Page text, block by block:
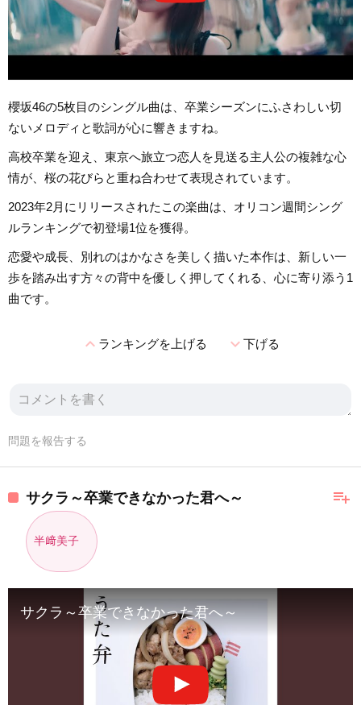
櫻坂46の5枚目のシングル曲は、卒業シーズンにふさわしい切
ないメロディと歌詞が心に響きますね。
高校卒業を迎え、東京へ旅立つ恋人を見送る主人公の複雑な心
情が、桜の花びらと重ね合わせて表現されています。
2023年2月にリリースされたこの楽曲は、オリコン週間シング
ルランキングで初登場1位を獲得。
恋愛や成長、別れのはかなさを美しく描いた本作は、新しい一
歩を踏み出す方々の背中を優しく押してくれる、心に寄り添う1
曲です。
expand_lessランキングを上げる expand_more下げる
問題を報告する
playlist_add
サクラ～卒業できなかった君へ～
半﨑美子
サクラ～卒業できなかった君へ～